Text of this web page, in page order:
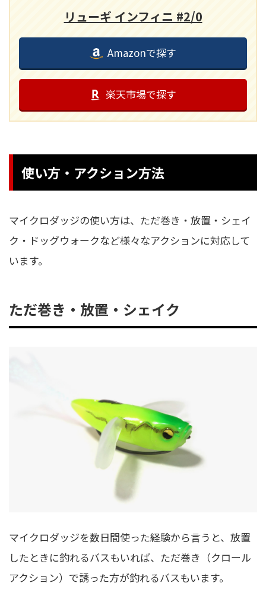
リューギ インフィニ #2/0
Amazonで探す
楽天市場で探す
使い方・アクション方法
マイクロダッジの使い方は、ただ巻き・放置・シェイ
ク・ドッグウォークなど様々なアクションに対応して
います。
ただ巻き・放置・シェイク
マイクロダッジを数日間使った経験から言うと、放置
したときに釣れるバスもいれば、ただ巻き（クロール
アクション）で誘った方が釣れるバスもいます。